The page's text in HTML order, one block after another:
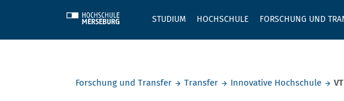
STUDIUM HOCHSCHULE FORSCHUNG UND
Forschung und Transfer
Transfer Innovative Hochschule